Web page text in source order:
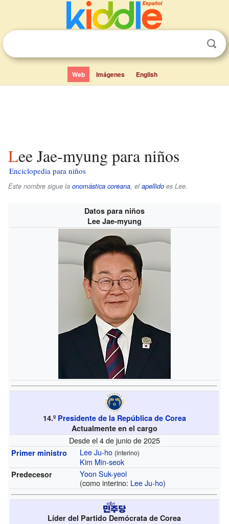
Web Imágenes English
Lee Jae-myung para niños
Enciclopedia para niños
Este nombre sigue la onomástica coreana, elapellido es Lee.
Datos para niños
Lee Jae-myung
14.º Presidente de la República de Corea
Actualmente en el cargo
Desde el 4 de junio de 2025
Primer ministro Lee Ju-ho (interino)
Kim Min-seok
Predecesor
Yoon Suk-yeol
(como interino: Lee Ju-ho)
Líder del Partido Demócrata de Corea